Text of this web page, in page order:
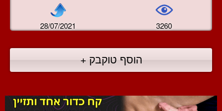
28/07/2021 3260
הוסף טוקבק +